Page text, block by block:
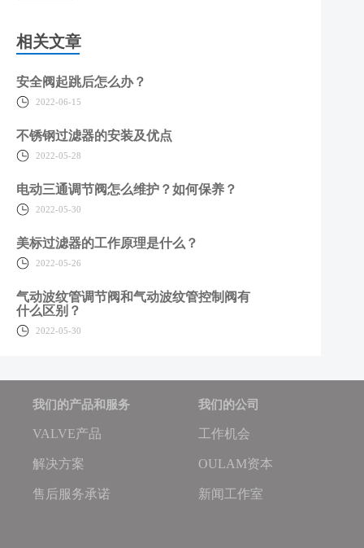
相关文章
安全阀起跳后怎么办？
2022-06-15
不锈钢过滤器的安装及优点
2022-05-28
电动三通调节阀怎么维护？如何保养？
2022-05-30
美标过滤器的工作原理是什么？
2022-05-26
气动波纹管调节阀和气动波纹管控制阀有
什么区别？
2022-05-30
我们的产品和服务
VALVE产品
解决方案
售后服务承诺
我们的公司
工作机会
OULAM资本
新闻工作室